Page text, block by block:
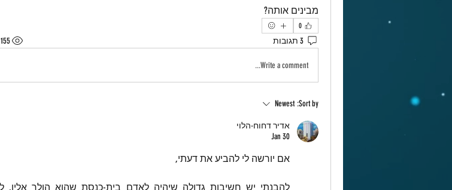
מבינים אותה?
0
3 תגובות 155 צפיות
Write a comment...
Sort by:
Newest
אדיר דחוח-הלוי
Jan 30
אם יורשה לי להביע את דעתי,